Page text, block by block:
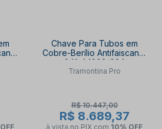
Chave Para Tubos em
Cobre-Berílio Antifaiscante
24" 44208/024
TRAMONTINA PRO
Tramontina Pro
R$ 10.447,00
R$ 8.689,37
à vista no PIX com 10% OFF